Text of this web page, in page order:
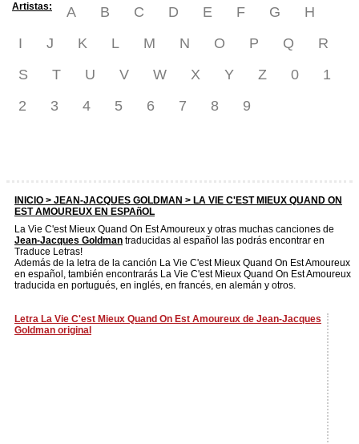
Artistas: A B C D E F G
H
I
J K L M N O P Q
R
S
T U V W X Y Z 0
1
2
3 4 5 6 7 8 9
INICIO > JEAN-JACQUES GOLDMAN > LA VIE C'EST MIEUX QUAND ON
EST AMOUREUX EN ESPAñOL
La Vie C'est Mieux Quand On Est Amoureux y otras muchas canciones de
Jean-Jacques Goldman traducidas al español las podrás encontrar en
Traduce Letras!
Además de la letra de la canción La Vie C'est Mieux Quand On Est Amoureux
en español, también encontrarás La Vie C'est Mieux Quand On Est Amoureux
traducida en portugués, en inglés, en francés, en alemán y otros.
Letra La Vie C'est Mieux Quand On Est Amoureux de Jean-Jacques
Goldman original